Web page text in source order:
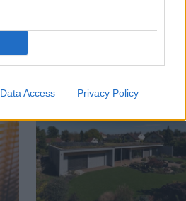
Data Access Privacy Policy
zatepliť dom